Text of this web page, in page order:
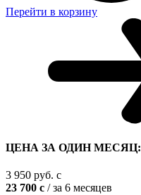
Перейти в корзину
ЦЕНА ЗА ОДИН МЕСЯЦ:
3 950 руб. c
23 700 c / за 6 месяцев